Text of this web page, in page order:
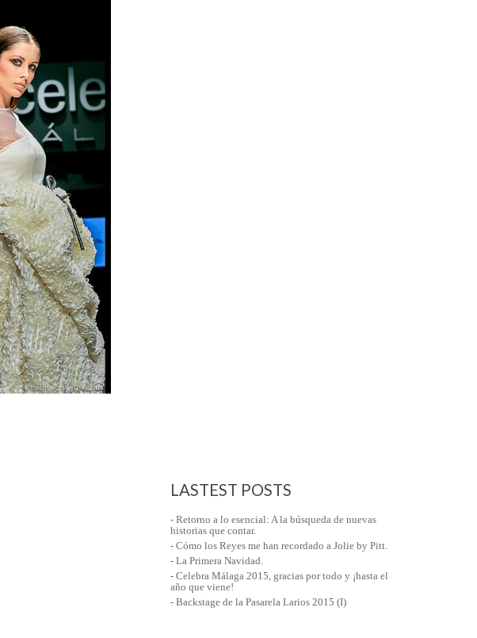
LASTEST POSTS
- Retorno a lo esencial: A la búsqueda de nuevas
historias que contar.
- Cómo los Reyes me han recordado a Jolie by Pitt.
- La Primera Navidad.
- Celebra Málaga 2015, gracias por todo y ¡hasta el
año que viene!
- Backstage de la Pasarela Larios 2015 (I)